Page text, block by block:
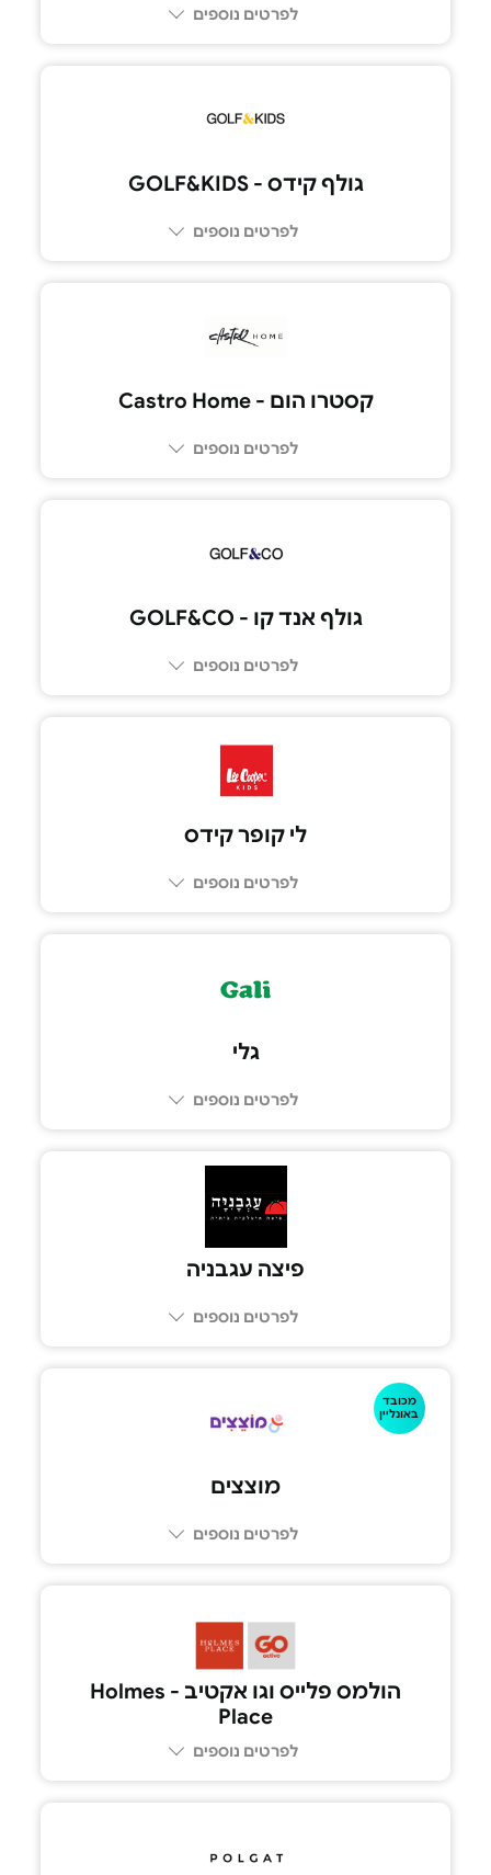
לפרטים נוספים
גולף קידס - GOLF&KIDS
לפרטים נוספים
קסטרו הום - Castro Home
לפרטים נוספים
גולף אנד קו - GOLF&CO
לפרטים נוספים
לי קופר קידס
לפרטים נוספים
גלי
לפרטים נוספים
פיצה עגבניה
לפרטים נוספים
מכובד
באונליין
מוצצים
לפרטים נוספים
הולמס פלייס וגו אקטיב - Holmes
Place
לפרטים נוספים